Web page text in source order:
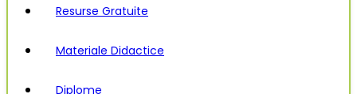
Resurse Gratuite
Materiale Didactice
Diplome